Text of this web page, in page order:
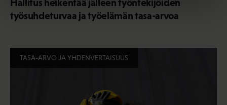
Hallitus heikentää jälleen työntekijöiden
työsuhdeturvaa ja työelämän tasa-arvoa
TASA-ARVO JA YHDENVERTAISUUS